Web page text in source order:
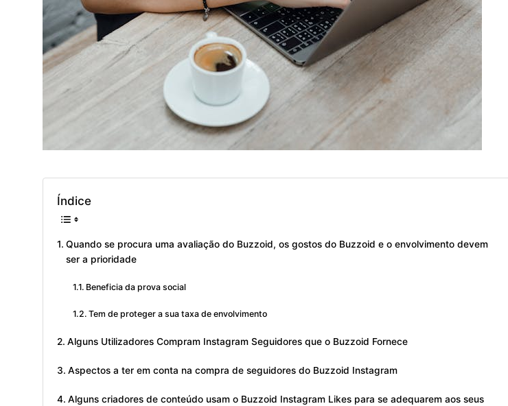
Índice
Quando se procura uma avaliação do Buzzoid, os gostos do Buzzoid e o envolvimento devem
ser a prioridade
Beneficia da prova social
Tem de proteger a sua taxa de envolvimento
Alguns Utilizadores Compram Instagram Seguidores que o Buzzoid Fornece
Aspectos a ter em conta na compra de seguidores do Buzzoid Instagram
Alguns criadores de conteúdo usam o Buzzoid Instagram Likes para se adequarem aos seus